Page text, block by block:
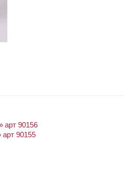
арт 90156
90155